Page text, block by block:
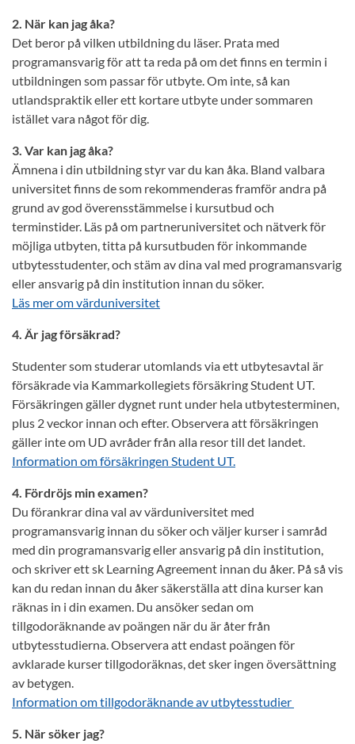
2. När kan jag åka?
Det beror på vilken utbildning du läser. Prata med
programansvarig för att ta reda på om det finns en termin i
utbildningen som passar för utbyte. Om inte, så kan
utlandspraktik eller ett kortare utbyte under sommaren
istället vara något för dig.
3. Var kan jag åka?
Ämnena i din utbildning styr var du kan åka. Bland valbara
universitet finns de som rekommenderas framför andra på
grund av god överensstämmelse i kursutbud och
terminstider. Läs på om partneruniversitet och nätverk för
möjliga utbyten, titta på kursutbuden för inkommande
utbytesstudenter, och stäm av dina val med programansvarig
eller ansvarig på din institution innan du söker.
Läs mer om värduniversitet
4. Är jag försäkrad?
Studenter som studerar utomlands via ett utbytesavtal är
försäkrade via Kammarkollegiets försäkring Student UT.
Försäkringen gäller dygnet runt under hela utbytesterminen,
plus 2 veckor innan och efter. Observera att försäkringen
gäller inte om UD avråder från alla resor till det landet.
Information om försäkringen Student UT.
4. Fördröjs min examen?
Du förankrar dina val av värduniversitet med
programansvarig innan du söker och väljer kurser i samråd
med din programansvarig eller ansvarig på din institution,
och skriver ett sk Learning Agreement innan du åker. På så vis
kan du redan innan du åker säkerställa att dina kurser kan
räknas in i din examen. Du ansöker sedan om
tillgodoräknande av poängen när du är åter från
utbytesstudierna. Observera att endast poängen för
avklarade kurser tillgodoräknas, det sker ingen översättning
av betygen.
Information om tillgodoräknande av utbytesstudier
5. När söker jag?